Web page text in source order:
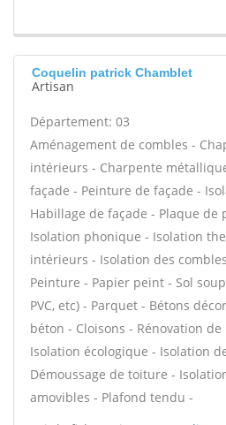
Coquelin patrick Chamblet
Artisan
Département: 03
Aménagement de combles -
intérieurs - Charpente
façade - Peinture de façade -
Habillage de façade - Plaque de
Isolation phonique - Isolation
intérieurs - Isolation des
Peinture - Papier peint - Sol
PVC, etc) - Parquet - Bétons
béton - Cloisons - Rénovation
Isolation écologique - Isolation
Démoussage de toiture -
amovibles - Plafond tendu -